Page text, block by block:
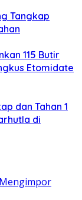
Tangkap
115 Butir
Etomidate
dan Tahan 1
di